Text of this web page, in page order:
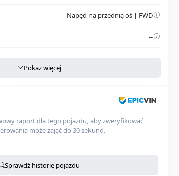
Napęd na przednią oś | FWD
--
Van
Automobile
Pokaż więcej
raport dla tego pojazdu, aby zweryfikować
może zająć do 30 sekund.
Sprawdź historię pojazdu